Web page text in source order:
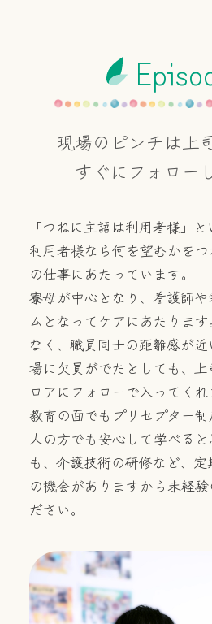
現場のピンチは上
すぐにフォロー
「つねに主語は利用者様」と
利用者様なら何を望むかを
の仕事にあたっています。
寮母が中心となり、看護師
ムとなってケアにあたりま
なく、職員同士の距離感が
場に欠員がでたとしても、
ロアにフォローで入ってくれ
教育の面でもプリセプター
人の方でも安心して学べる
も、介護技術の研修など、
の機会がありますから未経
ださい。